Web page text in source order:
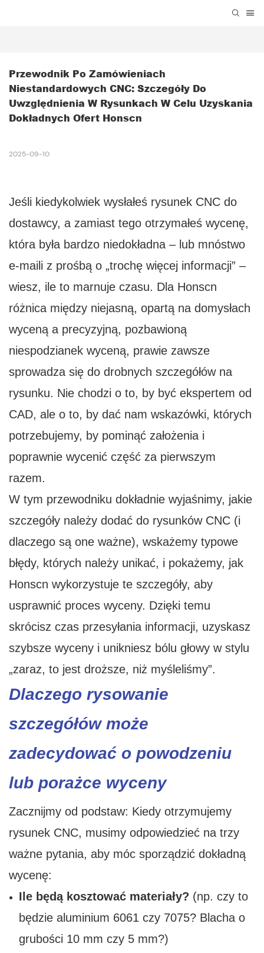
Przewodnik Po Zamówieniach
Niestandardowych CNC: Szczegóły Do ​​
Uwzględnienia W Rysunkach W Celu Uzyskania
Dokładnych Ofert Honscn
2025-09-10
Jeśli kiedykolwiek wysłałeś rysunek CNC do
dostawcy, a zamiast tego otrzymałeś wycenę,
która była bardzo niedokładna – lub mnóstwo
e-maili z prośbą o „trochę więcej informacji” –
wiesz, ile to marnuje czasu. Dla Honscn
różnica między niejasną, opartą na domysłach
wyceną a precyzyjną, pozbawioną
niespodzianek wyceną, prawie zawsze
sprowadza się do drobnych szczegółów na
rysunku. Nie chodzi o to, by być ekspertem od
CAD, ale o to, by dać nam wskazówki, których
potrzebujemy, by pominąć założenia i
poprawnie wycenić część za pierwszym
razem.
W tym przewodniku dokładnie wyjaśnimy, jakie
szczegóły należy dodać do rysunków CNC (i
dlaczego są one ważne), wskażemy typowe
błędy, których należy unikać, i pokażemy, jak
Honscn wykorzystuje te szczegóły, aby
usprawnić proces wyceny. Dzięki temu
skrócisz czas przesyłania informacji, uzyskasz
szybsze wyceny i unikniesz bólu głowy w stylu
„zaraz, to jest droższe, niż myśleliśmy”.
Dlaczego rysowanie
szczegółów może
zadecydować o powodzeniu
lub porażce wyceny
Zacznijmy od podstaw: Kiedy otrzymujemy
rysunek CNC, musimy odpowiedzieć na trzy
ważne pytania, aby móc sporządzić dokładną
wycenę:
Ile będą kosztować materiały? (np. czy to
będzie aluminium 6061 czy 7075? Blacha o
grubości 10 mm czy 5 mm?)